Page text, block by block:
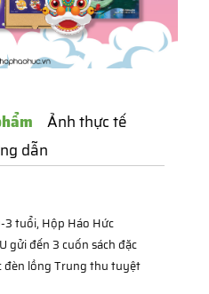
Ảnh thực tế
dẫn
3 tuổi, Hộp Háo Hức
gửi đến 3 cuốn sách đặc
đèn lồng Trung thu tuyệt